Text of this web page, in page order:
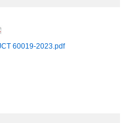
60019-2023.pdf